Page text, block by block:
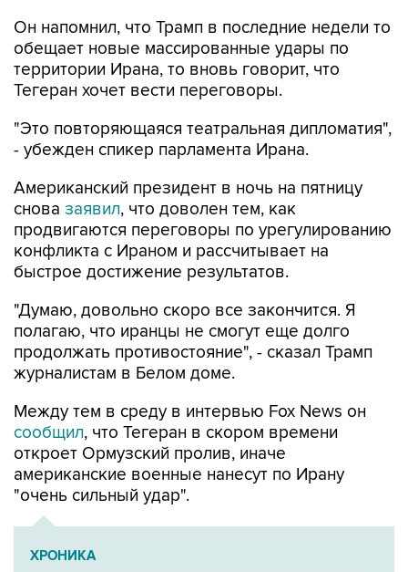
Он напомнил, что Трамп в последние недели то
обещает новые массированные удары по
территории Ирана, то вновь говорит, что
Тегеран хочет вести переговоры.
"Это повторяющаяся театральная дипломатия",
- убежден спикер парламента Ирана.
Американский президент в ночь на пятницу
снова заявил, что доволен тем, как
продвигаются переговоры по урегулированию
конфликта с Ираном и рассчитывает на
быстрое достижение результатов.
"Думаю, довольно скоро все закончится. Я
полагаю, что иранцы не смогут еще долго
продолжать противостояние", - сказал Трамп
журналистам в Белом доме.
Между тем в среду в интервью Fox News он
сообщил, что Тегеран в скором времени
откроет Ормузский пролив, иначе
американские военные нанесут по Ирану
"очень сильный удар".
ХРОНИКА